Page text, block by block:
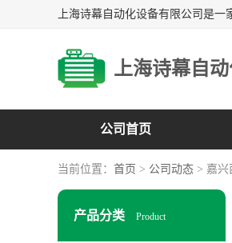
上海诗幕自
公司首页
当前位置： 首页 > 公司动态 > 嘉兴
产品分类 Product